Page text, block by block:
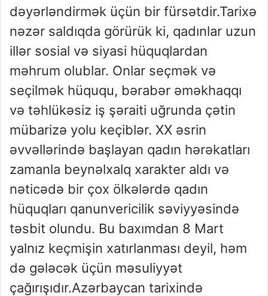
dəyərləndirmək üçün bir fürsətdir.Tarixə
nəzər saldıqda görürük ki, qadınlar uzun
illər sosial və siyasi hüquqlardan
məhrum olublar. Onlar seçmək və
seçilmək hüququ, bərabər əməkhaqqı
və təhlükəsiz iş şəraiti uğrunda çətin
mübarizə yolu keçiblər. XX əsrin
əvvəllərində başlayan qadın hərəkatları
zamanla beynəlxalq xarakter aldı və
nəticədə bir çox ölkələrdə qadın
hüquqları qanunvericilik səviyyəsində
təsbit olundu. Bu baxımdan 8 Mart
yalnız keçmişin xatırlanması deyil, həm
də gələcək üçün məsuliyyət
çağırışıdır.Azərbaycan tarixində